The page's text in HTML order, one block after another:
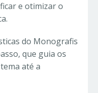
e otimizar o
do Monografis
que guia os
até a